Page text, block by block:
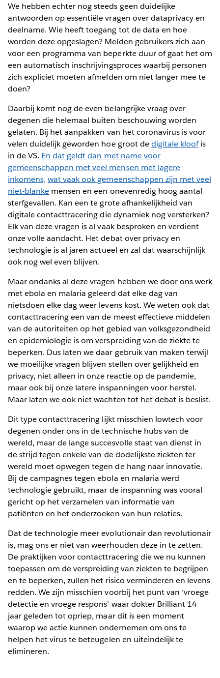
We hebben echter nog steeds geen duidelijke
antwoorden op essentiële vragen over dataprivacy en
deelname. Wie heeft toegang tot de data en hoe
worden deze opgeslagen? Melden gebruikers zich aan
voor een programma van beperkte duur of gaat het om
een automatisch inschrijvingsproces waarbij personen
zich expliciet moeten afmelden om niet langer mee te
doen?
Daarbij komt nog de even belangrijke vraag over
degenen die helemaal buiten beschouwing worden
gelaten. Bij het aanpakken van het coronavirus is voor
velen duidelijk geworden hoe groot dedigitale kloofis
in de VS. En dat geldt dan met name voor
gemeenschappen met veel mensen met lagere
inkomens, wat vaak ook gemeenschappen zijn met veel
niet-blanke mensen en een onevenredig hoog aantal
sterfgevallen. Kan een te grote afhankelijkheid van
digitale contacttracering die dynamiek nog versterken?
Elk van deze vragen is al vaak besproken en verdient
onze volle aandacht. Het debat over privacy en
technologie is al jaren actueel en zal dat waarschijnlijk
ook nog wel even blijven.
Maar ondanks al deze vragen hebben we door ons werk
met ebola en malaria geleerd dat elke dag van
nietsdoen elke dag weer levens kost. We weten ook dat
contacttracering een van de meest effectieve middelen
van de autoriteiten op het gebied van volksgezondheid
en epidemiologie is om verspreiding van de ziekte te
beperken. Dus laten we daar gebruik van maken terwijl
we moeilijke vragen blijven stellen over gelijkheid en
privacy, niet alleen in onze reactie op de pandemie,
maar ook bij onze latere inspanningen voor herstel.
Maar laten we ook niet wachten tot het debat is beslist.
Dit type contacttracering lijkt misschien lowtech voor
degenen onder ons in de technische hubs van de
wereld, maar de lange succesvolle staat van dienst in
de strijd tegen enkele van de dodelijkste ziekten ter
wereld moet opwegen tegen de hang naar innovatie.
Bij de campagnes tegen ebola en malaria werd
technologie gebruikt, maar de inspanning was vooral
gericht op het verzamelen van informatie van
patiënten en het onderzoeken van hun relaties.
Dat de technologie meer evolutionair dan revolutionair
is, mag ons er niet van weerhouden deze in te zetten.
De praktijken voor contacttracering die we nu kunnen
toepassen om de verspreiding van ziekten te begrijpen
en te beperken, zullen het risico verminderen en levens
redden. We zijn misschien voorbij het punt van ‘vroege
detectie en vroege respons’ waar dokter Brilliant 14
jaar geleden tot opriep, maar dit is een moment
waarop we actie kunnen ondernemen om ons te
helpen het virus te beteugelen en uiteindelijk te
elimineren.